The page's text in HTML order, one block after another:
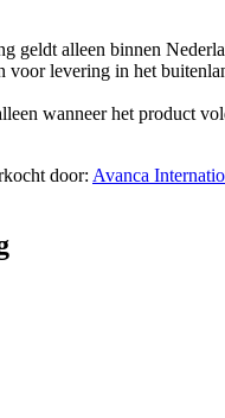
geldt alleen binnen
voor levering in het
wanneer het product
door: Avanca